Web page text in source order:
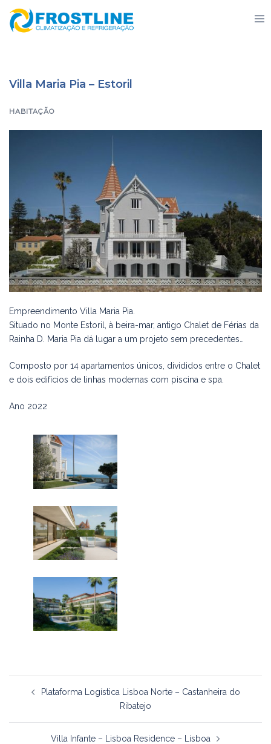
para
Villa Maria Pia – Estoril
HABITAÇÃO
Empreendimento Villa Maria Pia.
Situado no Monte Estoril, à beira-mar, antigo Chalet de Férias da
Rainha D. Maria Pia dá lugar a um projeto sem precedentes…
Composto por 14 apartamentos únicos, divididos entre o Chalet
e dois edifícios de linhas modernas com piscina e spa.
Ano 2022
Plataforma Logística Lisboa Norte – Castanheira do
Ribatejo
Villa Infante – Lisboa Residence – Lisboa